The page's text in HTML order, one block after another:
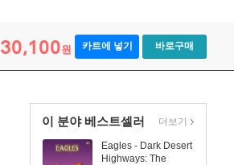
30,100원 카트에 넣기 바로구매
이 분야 베스트셀러
Eagles - Dark Desert
Highways: The
더보기